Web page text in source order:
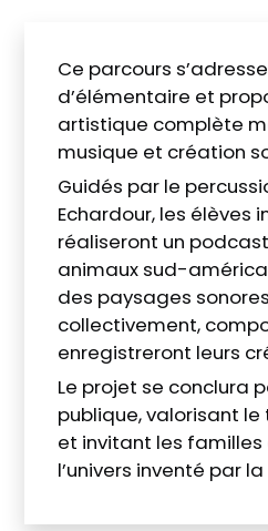
Ce parcours
d’élémentaire et
artistique complète
musique et création
Guidés par le
Echardour, les élèves
réaliseront un
animaux sud-
des paysages
collectivement,
enregistreront leurs
Le projet se conclura
publique, valorisant
et invitant les familles
l’univers inventé par